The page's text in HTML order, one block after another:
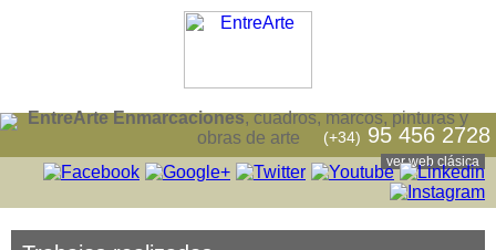
EntreArte Enmarcaciones, cuadros, marcos, pinturas y
obras de arte
ver web clásica
(+34) 95 456 2728